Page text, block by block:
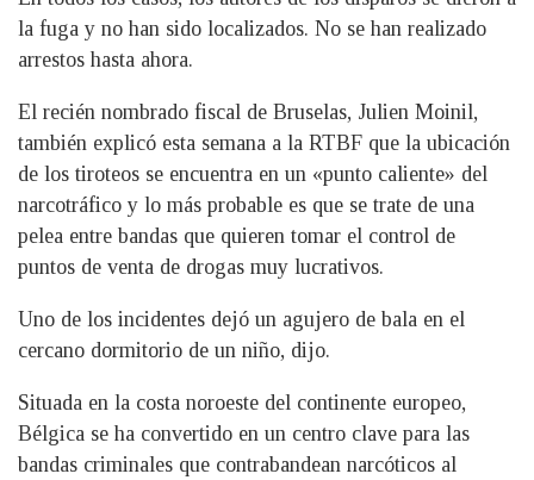
la fuga y no han sido localizados. No se han realizado
arrestos hasta ahora.
El recién nombrado fiscal de Bruselas, Julien Moinil,
también explicó esta semana a la RTBF que la ubicación
de los tiroteos se encuentra en un «punto caliente» del
narcotráfico y lo más probable es que se trate de una
pelea entre bandas que quieren tomar el control de
puntos de venta de drogas muy lucrativos.
Uno de los incidentes dejó un agujero de bala en el
cercano dormitorio de un niño, dijo.
Situada en la costa noroeste del continente europeo,
Bélgica se ha convertido en un centro clave para las
bandas criminales que contrabandean narcóticos al